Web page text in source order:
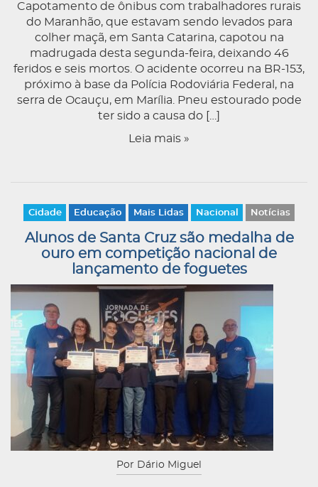
Capotamento de ônibus com trabalhadores rurais
do Maranhão, que estavam sendo levados para
colher maçã, em Santa Catarina, capotou na
madrugada desta segunda-feira, deixando 46
feridos e seis mortos. O acidente ocorreu na BR-153,
próximo à base da Polícia Rodoviária Federal, na
serra de Ocauçu, em Marília. Pneu estourado pode
ter sido a causa do […]
Leia mais »
Cidade Educação Mais Lidas Nacional Notícias
Alunos de Santa Cruz são medalha de
ouro em competição nacional de
lançamento de foguetes
Por Dário Miguel